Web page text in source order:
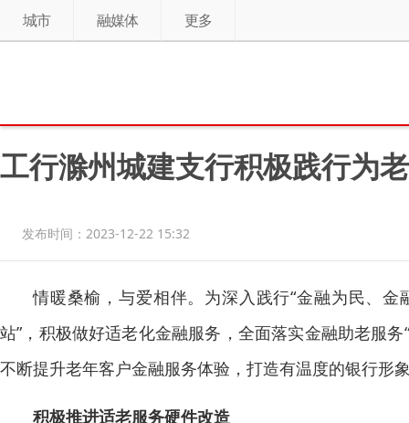
城市 融媒体 更多
工行滁州城建支行积极践行为
发布时间：2023-12-22 15:32
情暖桑榆，与爱相伴。为深入践行“金融为民、
站”，积极做好适老化金融服务，全面落实金融助老服
不断提升老年客户金融服务体验，打造有温度的银行形
积极推进适老服务硬件改造